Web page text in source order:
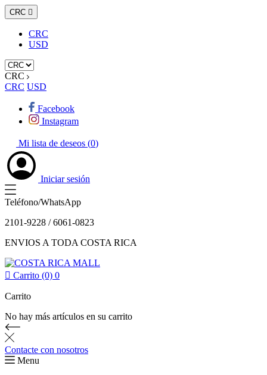
CRC 
CRC
USD
CRC
CRC USD
Facebook
Instagram
Mi lista de deseos (0)
Iniciar sesión
Teléfono/WhatsApp
2101-9228 / 6061-0823
ENVIOS A TODA COSTA RICA
 Carrito (0) 0
Carrito
No hay más artículos en su carrito
Contacte con nosotros
Menu